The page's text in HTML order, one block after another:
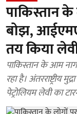
पाकिस्तान
बोझ,
तय किया
पाकिस्तान के आम
रहा है। अंतरराष्ट्रीय
पेट्रोलियम लेवी का